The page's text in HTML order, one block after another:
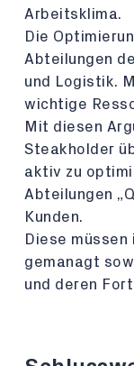
Arbeitsklima.
Die
Abteilungen
und Logistik.
wichtige
Mit diesen
Steakholder
aktiv zu
Abteilungen
Kunden.
Diese müssen
gemanagt
und deren